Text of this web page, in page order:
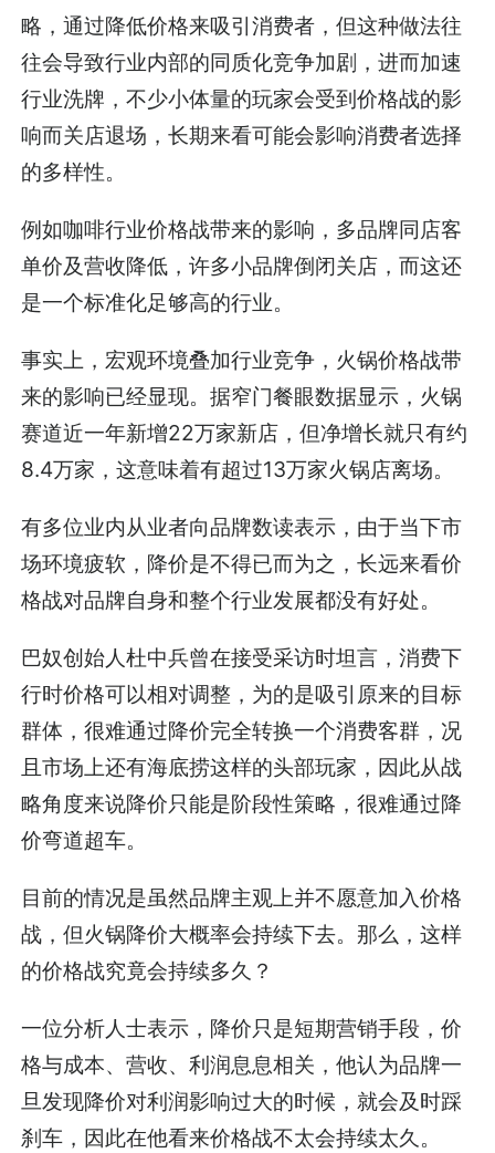
略，通过降低价格来吸引消费者，但这种做法往
往会导致行业内部的同质化竞争加剧，进而加速
行业洗牌，不少小体量的玩家会受到价格战的影
响而关店退场，长期来看可能会影响消费者选择
的多样性。
例如咖啡行业价格战带来的影响，多品牌同店客
单价及营收降低，许多小品牌倒闭关店，而这还
是一个标准化足够高的行业。
事实上，宏观环境叠加行业竞争，火锅价格战带
来的影响已经显现。据窄门餐眼数据显示，火锅
赛道近一年新增22万家新店，但净增长就只有约
8.4万家，这意味着有超过13万家火锅店离场。
有多位业内从业者向品牌数读表示，由于当下市
场环境疲软，降价是不得已而为之，长远来看价
格战对品牌自身和整个行业发展都没有好处。
巴奴创始人杜中兵曾在接受采访时坦言，消费下
行时价格可以相对调整，为的是吸引原来的目标
群体，很难通过降价完全转换一个消费客群，况
且市场上还有海底捞这样的头部玩家，因此从战
略角度来说降价只能是阶段性策略，很难通过降
价弯道超车。
目前的情况是虽然品牌主观上并不愿意加入价格
战，但火锅降价大概率会持续下去。那么，这样
的价格战究竟会持续多久？
一位分析人士表示，降价只是短期营销手段，价
格与成本、营收、利润息息相关，他认为品牌一
旦发现降价对利润影响过大的时候，就会及时踩
刹车，因此在他看来价格战不太会持续太久。